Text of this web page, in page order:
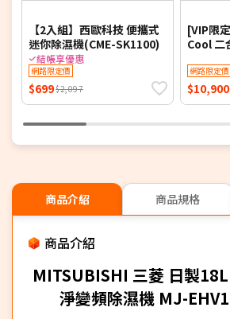
【2入組】西歐科技 便攜式
迷你除濕機(CME-SK1100)
結帳享優惠
網路限定價
$699$2,097
[VIP限
Cool 二
網路限定價
$10,900
商品介紹 商品規格
商品介紹
MITSUBISHI 三菱 日製
淨變頻除濕機 MJ-